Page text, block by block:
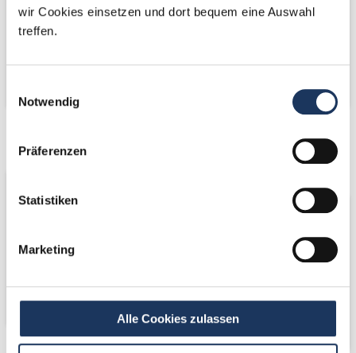
wir Cookies einsetzen und dort bequem eine Auswahl
treffen.
Notwendig
Präferenzen
Statistiken
Marketing
Alle Cookies zulassen
Netzwerk-Partner
Kooperations-
Partner